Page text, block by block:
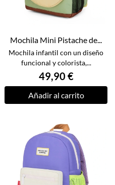
Mochila Mini Pistache de...
Mochila infantil con un diseño
funcional y colorista,...
49,90 €
Añadir al carrito